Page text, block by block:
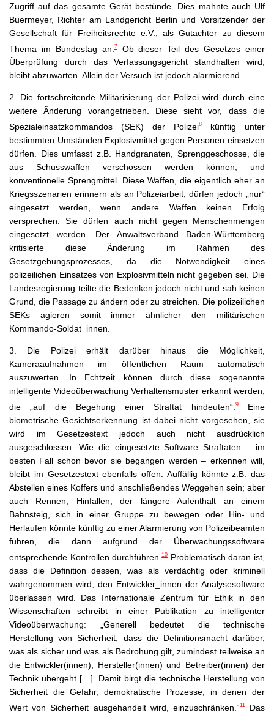
Zugriff auf das gesamte Gerät bestünde. Dies mahnte auch Ulf
Buermeyer, Richter am Landgericht Berlin und Vorsitzender der
Gesellschaft für Freiheitsrechte e.V., als Gutachter zu diesem
Thema im Bundestag an.7Ob dieser Teil des Gesetzes einer
Überprüfung durch das Verfassungsgericht standhalten wird,
bleibt abzuwarten. Allein der Versuch ist jedoch alarmierend.
2. Die fortschreitende Militarisierung der Polizei wird durch eine
weitere Änderung vorangetrieben. Diese sieht vor, dass die
Spezialeinsatzkommandos (SEK) der Polizei8
künftig unter
bestimmten Umständen Explosivmittel gegen Personen einsetzen
dürfen. Dies umfasst z.B. Handgranaten, Sprenggeschosse, die
aus Schusswaffen verschossen werden können, und
konventionelle Sprengmittel. Diese Waffen, die eigentlich eher an
Kriegsszenarien erinnern als an Polizeiarbeit, dürfen jedoch „nur“
eingesetzt werden, wenn andere Waffen keinen Erfolg
versprechen. Sie dürfen auch nicht gegen Menschenmengen
eingesetzt werden. Der Anwaltsverband Baden-Württemberg
kritisierte diese Änderung im Rahmen des
Gesetzgebungsprozesses, da die Notwendigkeit eines
polizeilichen Einsatzes von Explosivmitteln nicht gegeben sei. Die
Landesregierung teilte die Bedenken jedoch nicht und sah keinen
Grund, die Passage zu ändern oder zu streichen. Die polizeilichen
SEKs agieren somit immer ähnlicher den militärischen
Kommando-Soldat_innen.
3.
Die Polizei erhält darüber hinaus die Möglichkeit,
Kameraaufnahmen im öffentlichen Raum automatisch
auszuwerten. In Echtzeit können durch diese sogenannte
intelligente Videoüberwachung Verhaltensmuster erkannt werden,
die „auf die Begehung einer Straftat hindeuten“.9Eine
biometrische Gesichtserkennung ist dabei nicht vorgesehen, sie
wird im Gesetzestext jedoch auch nicht ausdrücklich
ausgeschlossen. Wie die eingesetzte Software Straftaten – im
besten Fall schon bevor sie begangen werden – erkennen will,
bleibt im Gesetzestext ebenfalls offen. Auffällig könnte z.B. das
Abstellen eines Koffers und anschließendes Weggehen sein; aber
auch Rennen, Hinfallen, der längere Aufenthalt an einem
Bahnsteig, sich in einer Gruppe zu bewegen oder Hin- und
Herlaufen könnte künftig zu einer Alarmierung von Polizeibeamten
führen, die dann aufgrund der Überwachungssoftware
entsprechende Kontrollen durchführen.10Problematisch daran ist,
dass die Definition dessen, was als verdächtig oder kriminell
wahrgenommen wird, den Entwickler_innen der Analysesoftware
überlassen wird. Das Internationale Zentrum für Ethik in den
Wissenschaften schreibt in einer Publikation zu intelligenter
Videoüberwachung: „Generell bedeutet die technische
Herstellung von Sicherheit, dass die Definitionsmacht darüber,
was als sicher und was als Bedrohung gilt, zumindest teilweise an
die Entwickler(innen), Hersteller(innen) und Betreiber(innen) der
Technik übergeht […]. Damit birgt die technische Herstellung von
Sicherheit die Gefahr, demokratische Prozesse, in denen der
Wert von Sicherheit ausgehandelt wird, einzuschränken.“11Das